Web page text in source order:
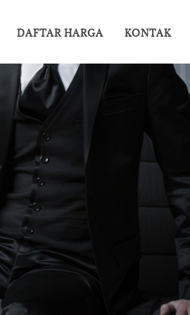
DAFTAR HARGA KONTAK